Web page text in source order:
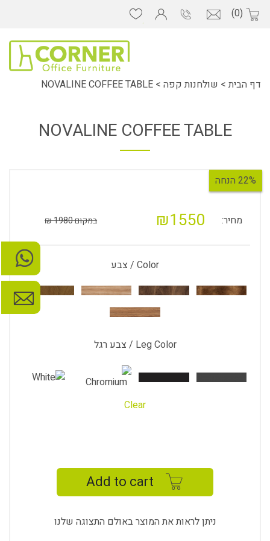
(0)
דף הבית > שולחנות קפה >
NOVALINE COFFEE TABLE
NOVALINE COFFEE TABLE
22% הנחה
מחיר: ₪1550 במקום 1980 ₪
Color / צבע
Leg Color / צבע רגל
Clear
Add to cart
ניתן לראות את המוצר באולם התצוגה שלנו